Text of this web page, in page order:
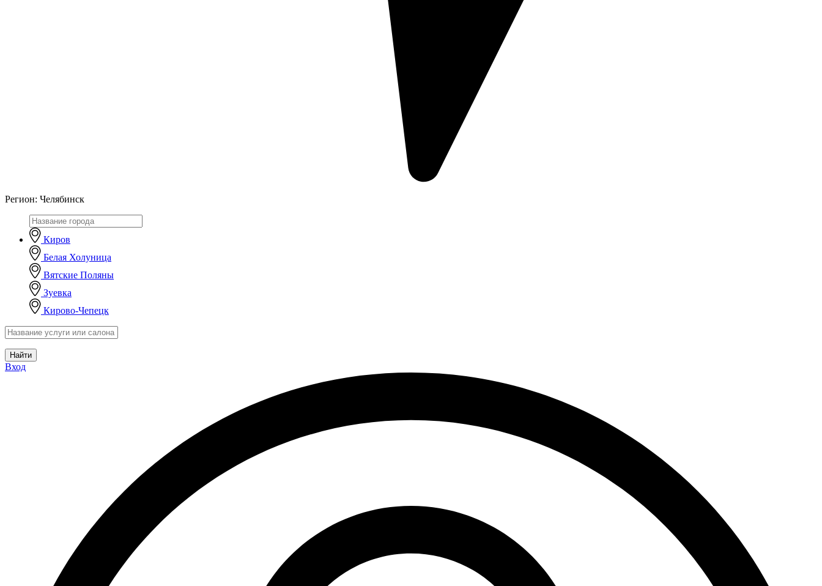
Регион: Челябинск
Киров
Белая Холуница
Вятские Поляны
Зуевка
Кирово-Чепецк
Найти
Вход